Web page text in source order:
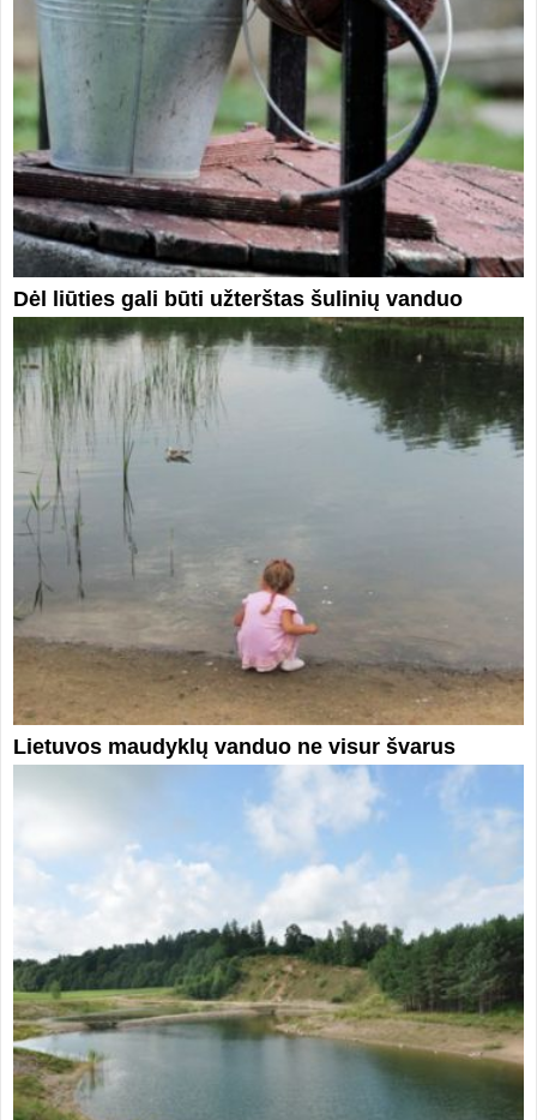
Dėl liūties gali būti užterštas šulinių vanduo
Lietuvos maudyklų vanduo ne visur švarus